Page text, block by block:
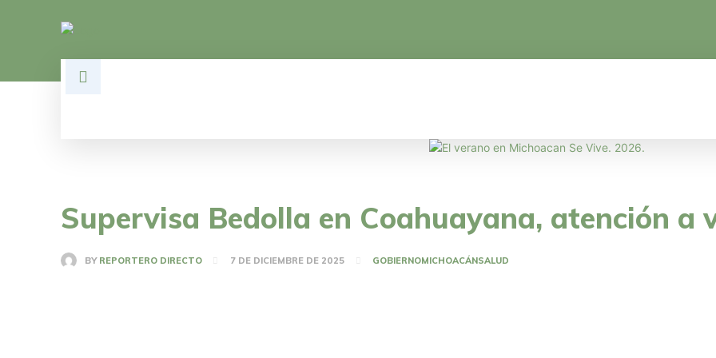
Supervisa Bedolla en Coahuayana, atención a
BY REPORTERO DIRECTO 7 DE DICIEMBRE DE 2025 GOBIERNOMICHOACÁNSALUD